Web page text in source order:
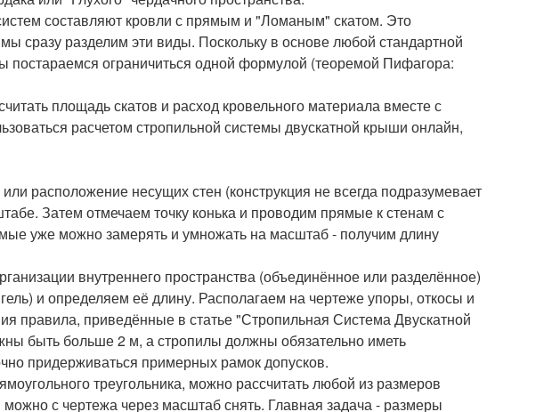
составляют кровли с прямым и "Ломаным" скатом. Это
сразу разделим эти виды. Поскольку в основе любой стандартной
постараемся ограничиться одной формулой (теоремой Пифагора:
площадь скатов и расход кровельного материала вместе с
расчетом стропильной системы двускатной крыши онлайн,
расположение несущих стен (конструкция не всегда подразумевает
Затем отмечаем точку конька и проводим прямые к стенам с
уже можно замерять и умножать на масштаб - получим длину
внутреннего пространства (объединённое или разделённое)
и определяем её длину. Располагаем на чертеже упоры, откосы и
правила, приведённые в статье "Стропильная Система Двускатной
быть больше 2 м, а стропилы должны обязательно иметь
придерживаться примерных рамок допусков.
треугольника, можно рассчитать любой из размеров
с чертежа через масштаб снять. Главная задача - размеры